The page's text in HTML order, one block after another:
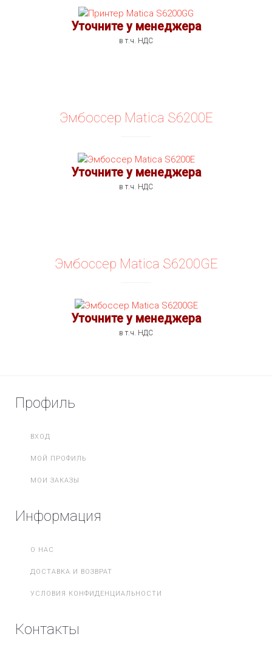
Уточните у менеджера
в т.ч. НДС
ПОДРОБНОСТИ
Эмбоссер Matica S6200E
Уточните у менеджера
в т.ч. НДС
ПОДРОБНОСТИ
Эмбоссер Matica S6200GE
Уточните у менеджера
в т.ч. НДС
ПОДРОБНОСТИ
Профиль
ВХОД
МОЙ ПРОФИЛЬ
МОИ ЗАКАЗЫ
Информация
О НАС
ДОСТАВКА И ВОЗВРАТ
УСЛОВИЯ КОНФИДЕНЦИАЛЬНОСТИ
Контакты